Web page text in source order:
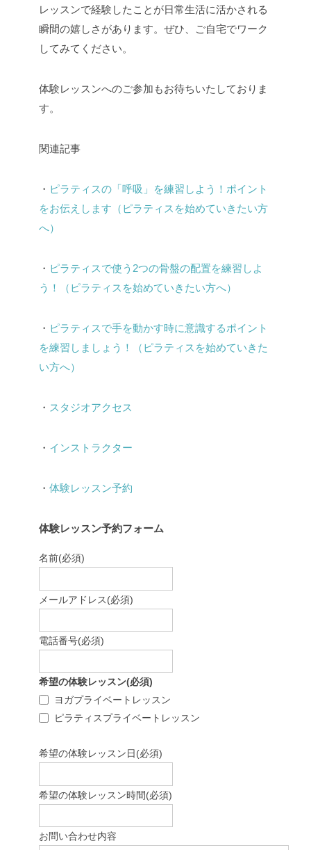
レッスンで経験したことが日常生活に活かされる
瞬間の嬉しさがあります。ぜひ、ご自宅でワーク
してみてください。
体験レッスンへのご参加もお待ちいたしておりま
す。
関連記事
・ ピラティスの「呼吸」を練習しよう！ポイント
をお伝えします（ピラティスを始めていきたい方
へ）
・ ピラティスで使う2つの骨盤の配置を練習しよ
う！（ピラティスを始めていきたい方へ）
・ ピラティスで手を動かす時に意識するポイント
を練習しましょう！（ピラティスを始めていきた
い方へ）
・ スタジオアクセス
・ インストラクター
・ 体験レッスン予約
体験レッスン予約フォーム
名前(必須)
メールアドレス(必須)
電話番号(必須)
希望の体験レッスン(必須)
ヨガプライベートレッスン
ピラティスプライベートレッスン
希望の体験レッスン日(必須)
希望の体験レッスン時間(必須)
お問い合わせ内容